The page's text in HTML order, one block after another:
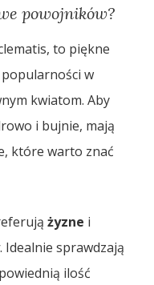
powojników?
to piękne
w
kwiatom. Aby
i bujnie, mają
które warto znać
żyzne i
. Idealnie sprawdzają
ilość